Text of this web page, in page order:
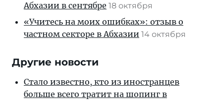
Абхазии в сентябре 18 октября
«Учитесь на моих ошибках»: отзыв о
частном секторе в Абхазии 14 октября
Другие новости
Стало известно, кто из иностранцев
больше всего тратит на шопинг в